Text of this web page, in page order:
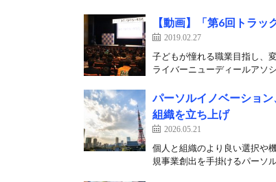
【動画】「第6回トラ
2019.02.27
子どもが憧れる職業目指し、
ライバーニューディールアソ
パーソルイノベーショ
組織を立ち上げ
2026.05.21
個人と組織のより良い選択や
規事業創出を手掛けるパーソ